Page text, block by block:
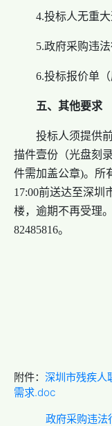
4.投标人无重大
5.政府采购违法
6.投标报价单（
五、其他要求
投标人须提供前
描件壹份（光盘刻
件需加盖公章)。所
17:00前送达至深圳
楼，逾期不再受理
82485816。
附件： 深圳市残疾人
需求.doc
政府采购违法